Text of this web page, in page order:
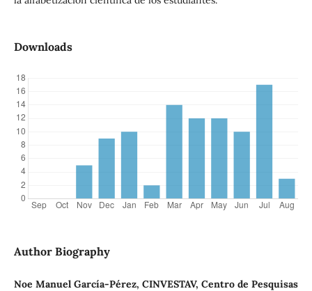
Downloads
Author Biography
Noe Manuel García-Pérez, CINVESTAV, Centro de Pesquisas